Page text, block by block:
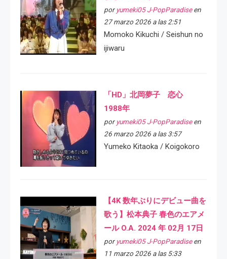
por yumeki05 J-PopParadiseen
27 marzo 2026 a las 2:51
Momoko Kikuchi / Seishun no
ijiwaru
「HD」北岡夢子 恋心
1988年
por yumeki05 J-PopParadiseen
26 marzo 2026 a las 3:57
Yumeko Kitaoka / Koigokoro
【4K 数年ぶりにデビュー曲を
歌う】松本典子 春色のエアメ
ール O.A. 2024 年 02月 17日
por yumeki05 J-PopParadiseen
11 marzo 2026 a las 5:33